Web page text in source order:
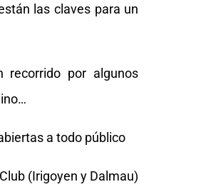
las claves para un
recorrido por algunos
a todo público
(Irigoyen y Dalmau)